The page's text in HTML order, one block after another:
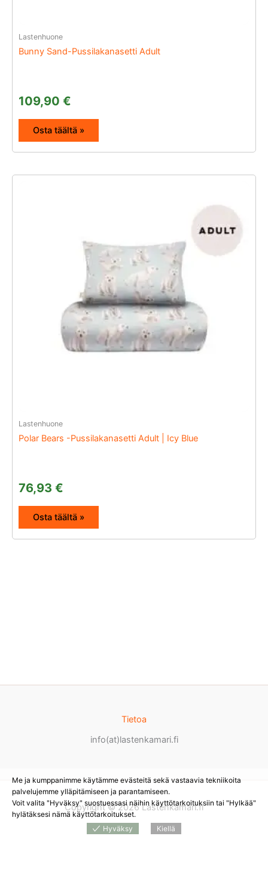
Lastenhuone
Bunny Sand-Pussilakanasetti Adult
109,90 €
Osta täältä »
Lastenhuone
Polar Bears -Pussilakanasetti Adult | Icy Blue
76,93 €
Osta täältä »
Tietoa
info(at)lastenkamari.fi
Copyright © 2026 Lastenkamari.fi
Me ja kumppanimme käytämme evästeitä sekä vastaavia tekniikoita
palvelujemme ylläpitämiseen ja parantamiseen.
Voit valita "Hyväksy" suostuessasi näihin käyttötarkoituksiin tai "Hylkää"
hylätäksesi nämä käyttötarkoitukset.
Hyväksy
Kiellä